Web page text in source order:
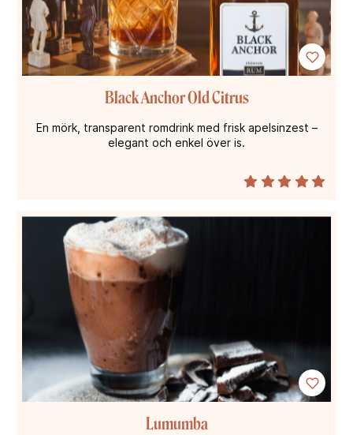
Black Anchor Old Citrus
En mörk, transparent romdrink med frisk apelsinzest –
elegant och enkel över is.
Lumumba